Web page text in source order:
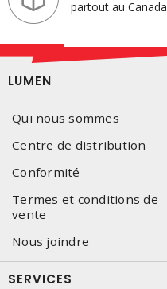
partout au Canada
LUMEN
Qui nous sommes
Centre de distribution
Conformité
Termes et conditions de
vente
Nous joindre
SERVICES